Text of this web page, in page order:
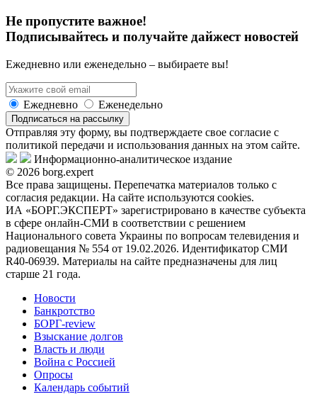
Не пропустите важное!
Подписывайтесь и получайте дайжест новостей
Ежедневно или еженедельно – выбираете вы!
Ежедневно Еженедельно
Подписаться на рассылку
Отправляя эту форму, вы подтверждаете свое согласие с
политикой передачи и использования данных на этом сайте.
Информационно-аналитическое издание
© 2026 borg.expert
Все права защищены. Перепечатка материалов только с
согласия редакции. На сайте используются cookies.
ИА «БОРГ.ЭКСПЕРТ» зарегистрировано в качестве субъекта
в сфере онлайн-СМИ в соответствии с решением
Национального совета Украины по вопросам телевидения и
радиовещания № 554 от 19.02.2026. Идентификатор СМИ
R40-06939. Материалы на сайте предназначены для лиц
старше 21 года.
Новости
Банкротство
БОРГ-review
Взыскание долгов
Власть и люди
Война с Россией
Опросы
Календарь событий